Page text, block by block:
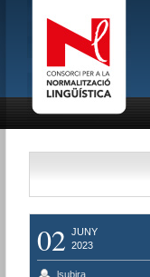
02 JUNY
2023
lsubira